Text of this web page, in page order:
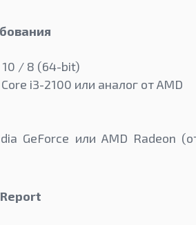
10 / 8 (64-bit)
i3-2100 или аналог от AMD
GeForce или AMD Radeon